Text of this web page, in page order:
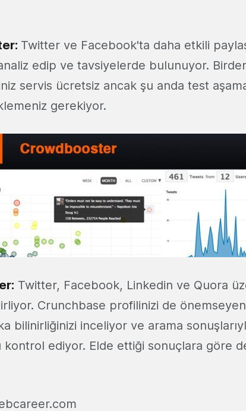
: Twitter ve Facebook'ta daha etkili
edip ve tavsiyelerde bulunuyor.
servis ücretsiz ancak şu anda test
gerekiyor.
: Twitter, Facebook, Linkedin ve Quora
Crunchbase profilinizi de
bilinirliğinizi inceliyor ve arama
kontrol ediyor. Elde ettiği sonuçlara göre